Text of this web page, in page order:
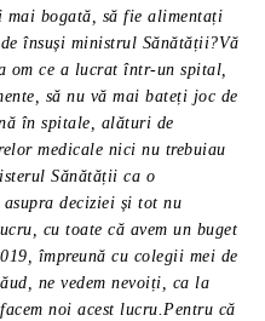
bogată, să fie alimentați
însuși ministrul Sănătății?Vă
om ce a lucrat într-un spital,
să nu vă mai bateți joc de
în spitale, alături de
medicale nici nu trebuiau
Sănătății ca o
deciziei și tot nu
cu toate că avem un buget
împreună cu colegii mei de
ne vedem nevoiți, ca la
noi acest lucru.Pentru că